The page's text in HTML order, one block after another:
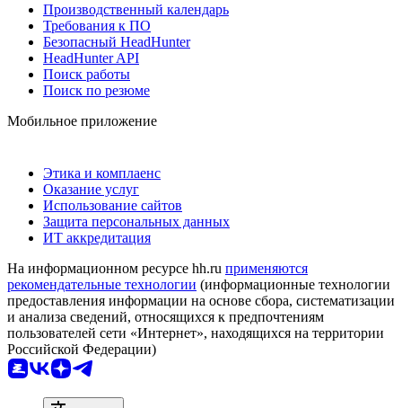
Производственный календарь
Требования к ПО
Безопасный HeadHunter
HeadHunter API
Поиск работы
Поиск по резюме
Мобильное приложение
Этика и комплаенс
Оказание услуг
Использование сайтов
Защита персональных данных
ИТ аккредитация
На информационном ресурсе hh.ru применяются
рекомендательные технологии (информационные технологии
предоставления информации на основе сбора, систематизации
и анализа сведений, относящихся к предпочтениям
пользователей сети «Интернет», находящихся на территории
Российской Федерации)